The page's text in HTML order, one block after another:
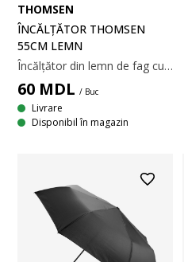
THOMSEN
ÎNCĂLȚĂTOR THOMSEN
55CM LEMN
Încălțător din lemn de fag cu un aspect natural. Lungimea sa face încălțarea ușoară, menținând forma încălțămintei fără să te apleci. 4x55 cm
60 MDL / Buc
Livrare
Disponibil în magazin